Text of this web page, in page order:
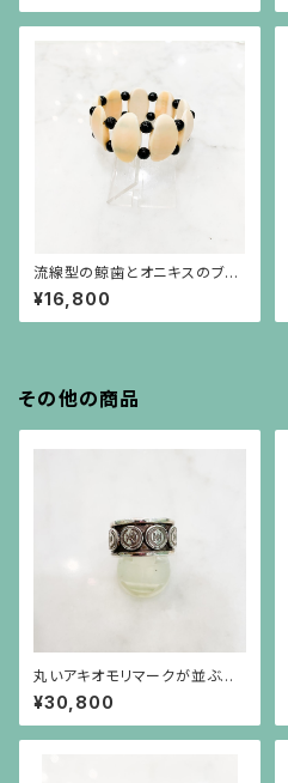
流線型の鯨歯とオニキスのブレ
スレット
¥16,800
その他の商品
丸いアキオモリマークが並ぶシ
ルバーリング
¥30,800